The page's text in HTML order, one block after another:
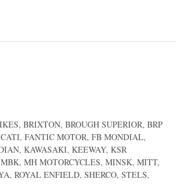
BRIXTON, BROUGH SUPERIOR, BRP
FANTIC MOTOR, FB MONDIAL,
KAWASAKI, KEEWAY, KSR
MH MOTORCYCLES, MINSK, MITT,
ROYAL ENFIELD, SHERCO, STELS,